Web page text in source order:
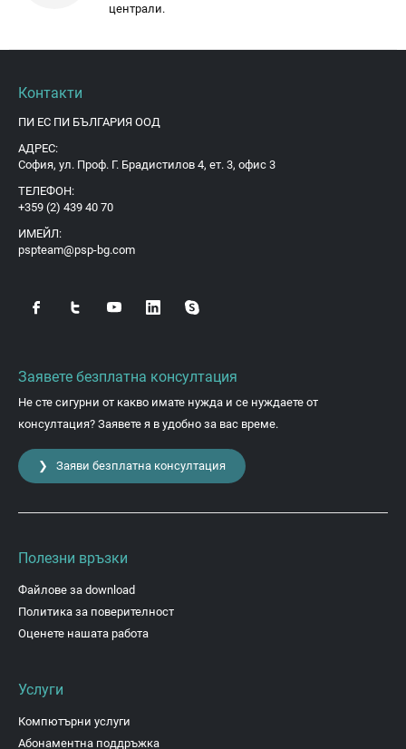
централи.
Контакти
ПИ ЕС ПИ БЪЛГАРИЯ ООД
АДРЕС:
София, ул. Проф. Г. Брадистилов 4, ет. 3, офис 3
ТЕЛЕФОН:
+359 (2) 439 40 70
ИМЕЙЛ:
pspteam@psp-bg.com
Заявете безплатна консултация
Не сте сигурни от какво имате нужда и се нуждаете от
консултация? Заявете я в удобно за вас време.
❯ Заяви безплатна консултация
Полезни връзки
Файлове за download
Политика за поверителност
Оценете нашата работа
Услуги
Компютърни услуги
Абонаментна поддръжка